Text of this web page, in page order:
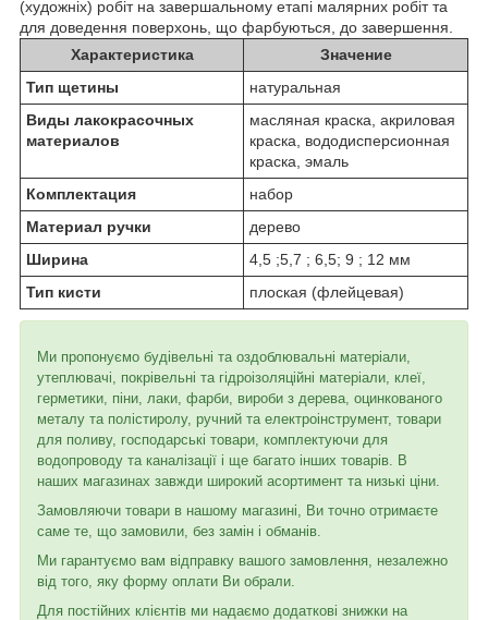
(художніх) робіт на завершальному етапі малярних робіт та
для доведення поверхонь, що фарбуються, до завершення.
Характеристика
Значение
Тип щетины
натуральная
Виды лакокрасочных
материалов
масляная краска, акриловая
краска, вододисперсионная
краска, эмаль
Комплектация
набор
Материал ручки
дерево
Ширина
4,5 ;5,7 ; 6,5; 9 ; 12 мм
Тип кисти
плоская (флейцевая)
Ми пропонуємо будівельні та оздоблювальні матеріали,
утеплювачі, покрівельні та гідроізоляційні матеріали, клеї,
герметики, піни, лаки, фарби, вироби з дерева, оцинкованого
металу та полістиролу, ручний та електроінструмент, товари
для поливу, господарські товари, комплектуючи для
водопроводу та каналізації і ще багато інших товарів. В
наших магазинах завжди широкий асортимент та низькі ціни.
Замовляючи товари в нашому магазині, Ви точно отримаєте
саме те, що замовили, без замін і обманів.
Ми гарантуємо вам відправку вашого замовлення, незалежно
від того, яку форму оплати Ви обрали.
Для постійних клієнтів ми надаємо додаткові знижки на